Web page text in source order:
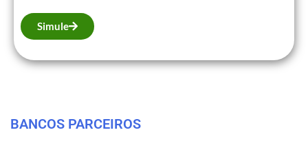
Simule
BANCOS PARCEIROS